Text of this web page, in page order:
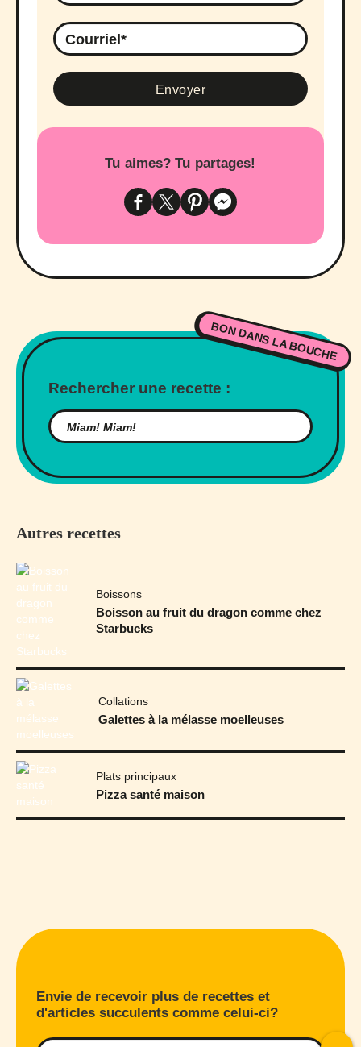
Tu aimes? Tu partages!
BON DANS LA BOUCHE
Rechercher une recette :
Autres recettes
Boissons
Boisson au fruit du dragon comme chez
Starbucks
Collations
Galettes à la mélasse moelleuses
Plats principaux
Pizza santé maison
Envie de recevoir plus de recettes et
d'articles succulents comme celui-ci?